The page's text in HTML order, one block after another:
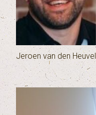
Jeroen van den Heuvel